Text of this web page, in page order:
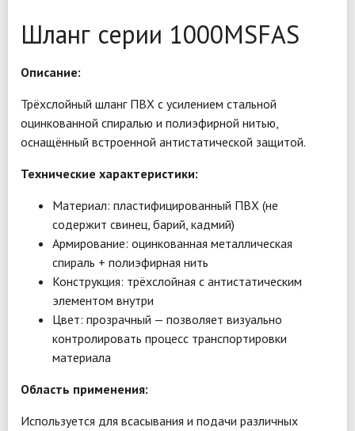
Шланг серии 1000MSFAS
Описание:
Трёхслойный шланг ПВХ с усилением стальной
оцинкованной спиралью и полиэфирной нитью,
оснащённый встроенной антистатической защитой.
Технические характеристики:
Материал: пластифицированный ПВХ (не
содержит свинец, барий, кадмий)
Армирование: оцинкованная металлическая
спираль + полиэфирная нить
Конструкция: трёхслойная с антистатическим
элементом внутри
Цвет: прозрачный — позволяет визуально
контролировать процесс транспортировки
материала
Область применения:
Используется для всасывания и подачи различных